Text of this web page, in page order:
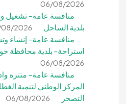
06/08/2026
منافسة عامة- تشغيل
بلدية الساحل
2026
منافسة عامة- إنشاء
استراحة- بلدية محافظة
06/08/2026
منافسة عامة- متنزه
المركز الوطني لتنمية
التصحر
06/08/2026